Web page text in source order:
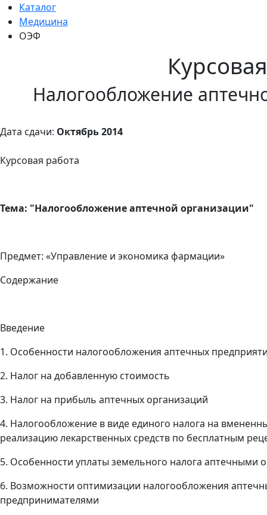
Каталог
Медицина
ОЭФ
Курсовая
Налогообложение
Дата сдачи: Октябрь 2014
Курсовая работа
Тема: "Налогообложение аптечной организации"
Предмет: «Управление и экономика фармации»
Содержание
Введение
1. Особенности налогообложения аптечных
2. Налог на добавленную стоимость
3. Налог на прибыль аптечных организаций
4. Налогообложение в виде единого налога на
реализацию лекарственных средств по бесплатным
5. Особенности уплаты земельного налога аптечными
6. Возможности оптимизации налогообложения
предпринимателями